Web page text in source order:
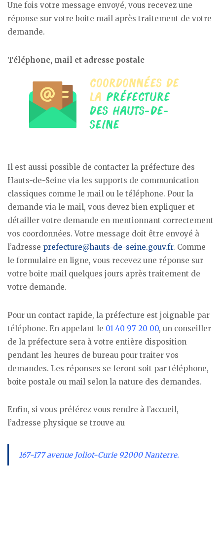
Une fois votre message envoyé, vous recevez une
réponse sur votre boite mail après traitement de votre
demande.
Téléphone, mail et adresse postale
Il est aussi possible de contacter la préfecture des
Hauts-de-Seine via les supports de communication
classiques comme le mail ou le téléphone. Pour la
demande via le mail, vous devez bien expliquer et
détailler votre demande en mentionnant correctement
vos coordonnées. Votre message doit être envoyé à
l’adresse prefecture@hauts-de-seine.gouv.fr. Comme
le formulaire en ligne, vous recevez une réponse sur
votre boite mail quelques jours après traitement de
votre demande.
Pour un contact rapide, la préfecture est joignable par
téléphone. En appelant le 01 40 97 20 00, un conseiller
de la préfecture sera à votre entière disposition
pendant les heures de bureau pour traiter vos
demandes. Les réponses se feront soit par téléphone,
boite postale ou mail selon la nature des demandes.
Enfin, si vous préférez vous rendre à l’accueil,
l’adresse physique se trouve au
167-177 avenue Joliot-Curie 92000 Nanterre.